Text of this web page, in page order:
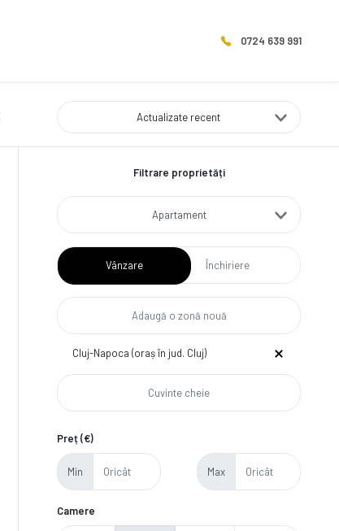
0724 639 991
Actualizate recent
Filtrare proprietăți
Apartament
Vânzare Închiriere
Cluj-Napoca (oraș în jud. Cluj)
Preț (€)
Min Max
Camere